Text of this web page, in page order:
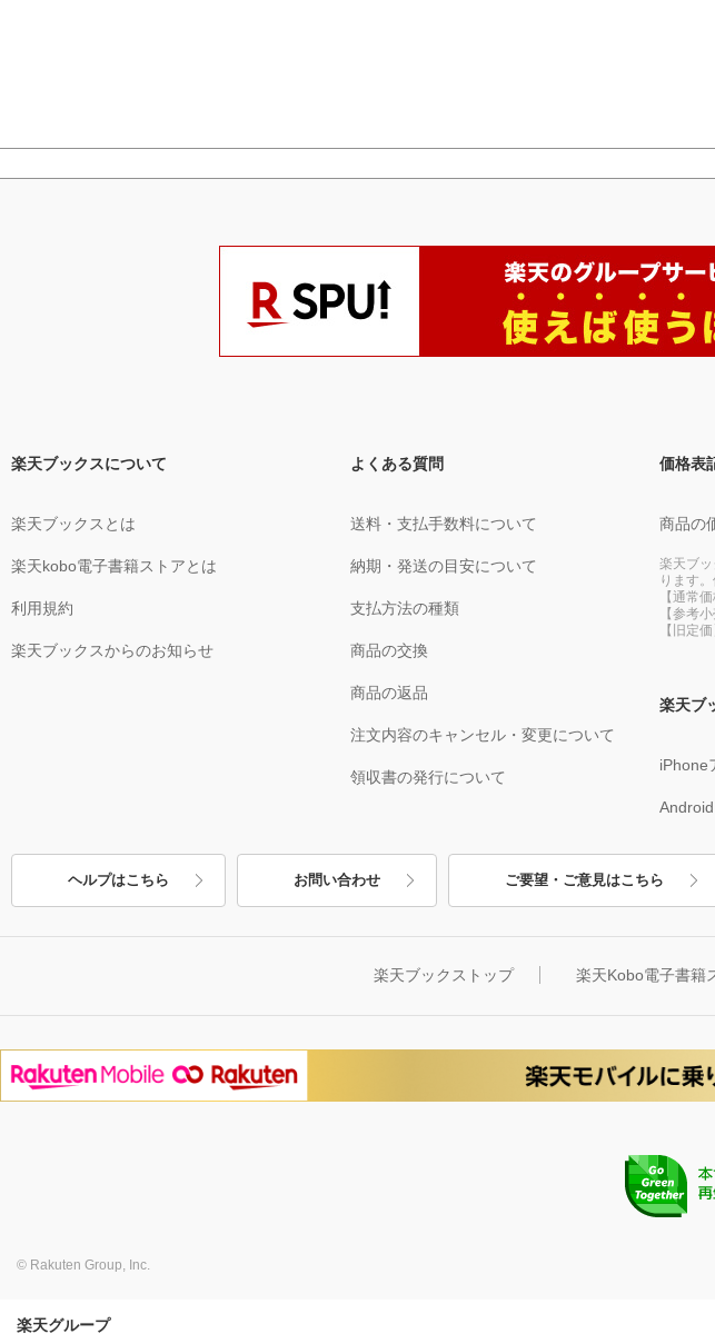
楽天ブックスについて
楽天ブックスとは
楽天kobo電子書籍ストアとは
利用規約
楽天ブックスからのお知らせ
よくある質問
送料・支払手数料について
納期・発送の目安について
支払方法の種類
商品の交換
商品の返品
注文内容のキャンセル・変更について
領収書の発行について
価格表
商品の
楽天ブ
ります
【通常
【参考
【旧定
楽天ブ
iPhone
ヘルプはこちら お問い合わせ ご要望・ご意見はこちら
楽天ブックストップ 楽天Kobo電子書籍
© Rakuten Group, Inc.
楽天グループ